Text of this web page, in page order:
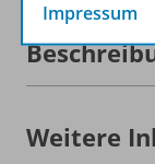
Weitere
Impressum